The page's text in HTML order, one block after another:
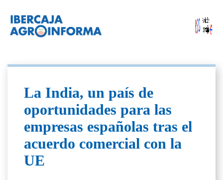
La India, un país de
oportunidades para las
empresas españolas tras el
acuerdo comercial con la
UE